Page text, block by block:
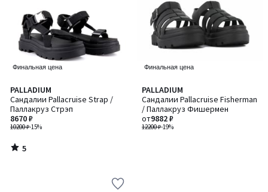
Финальная цена
PALLADIUM
Сандалии Pallacruise Strap /
Паллакруз Стрэп
10200 ₽-15%
8670 ₽
5
/
5
5
/
Финальная цена
PALLADIUM
Сандалии Pallacruise Fisherman
/ Паллакруз Фишермен
12200 ₽-19%
от9882 ₽